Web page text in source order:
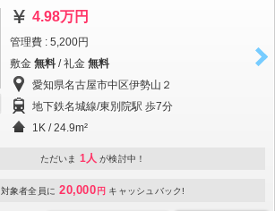
4.98万円
管理費 : 5,200円
敷金 無料 / 礼金 無料
愛知県名古屋市中区伊勢山２
地下鉄名城線/東別院駅 歩7分
1K / 24.9m²
ただいま 1人 が検討中！
対象者全員に 20,000 円 キャッシュバック!